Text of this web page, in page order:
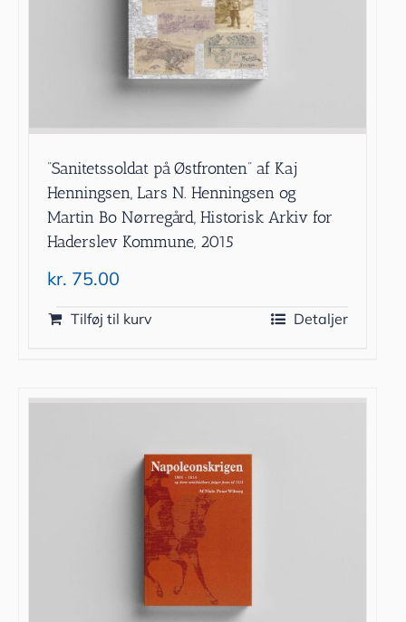
”Sanitetssoldat på Østfronten” af Kaj
Henningsen, Lars N. Henningsen og
Martin Bo Nørregård, Historisk Arkiv for
Haderslev Kommune, 2015
kr. 75.00
Tilføj til kurv Detaljer